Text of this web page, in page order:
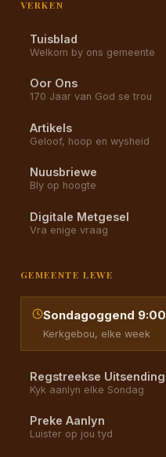
VERKEN
Tuisblad
Welkom by ons gemeente
Oor Ons
170 Jaar van God se trou
Artikels
Geloof, hoop en wysheid
Nuusbriewe
Bly op hoogte
Digitale Metgesel
Vra enige vraag
GEMEENTE LEWE
Sondagoggend 9:00
Kerkgebou, elke week
Regstreekse Uitsending
Kyk aanlyn elke Sondag
Preke Aanlyn
Luister op jou tyd